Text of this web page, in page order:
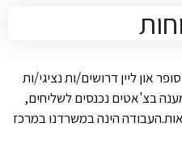
און ליין דרושים/ות נציגי/ות
בצ'אטים נכנסים לשליחים,
הינה במשרדנו במרכז